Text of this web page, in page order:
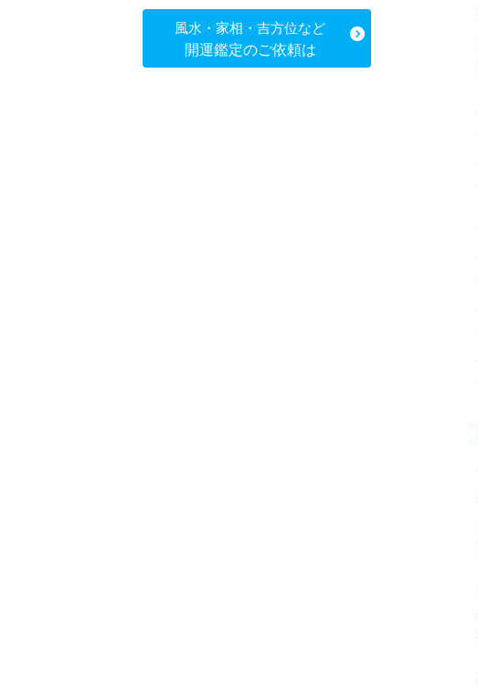
風水・家相・吉方位など
開運鑑定のご依頼は